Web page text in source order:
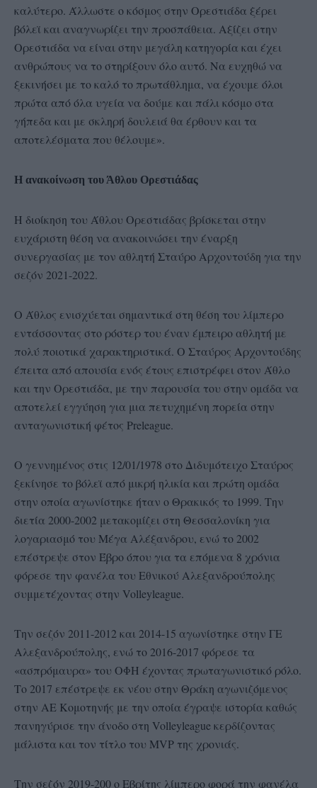
καλύτερο. Άλλωστε ο κόσμος στην Ορεστιάδα ξέρει
βόλεϊ και αναγνωρίζει την προσπάθεια. Αξίζει στην
Ορεστιάδα να είναι στην μεγάλη κατηγορία και έχει
ανθρώπους να το στηρίξουν όλο αυτό. Να ευχηθώ να
ξεκινήσει με το καλό το πρωτάθλημα, να έχουμε όλοι
πρώτα από όλα υγεία να δούμε και πάλι κόσμο στα
γήπεδα και με σκληρή δουλειά θα έρθουν και τα
αποτελέσματα που θέλουμε».
Η ανακοίνωση του Άθλου Ορεστιάδας
Η διοίκηση του Άθλου Ορεστιάδας βρίσκεται στην
ευχάριστη θέση να ανακοινώσει την έναρξη
συνεργασίας με τον αθλητή Σταύρο Αρχοντούδη για την
σεζόν 2021-2022.
O Άθλος ενισχύεται σημαντικά στη θέση του λίμπερο
εντάσσοντας στο ρόστερ του έναν έμπειρο αθλητή με
πολύ ποιοτικά χαρακτηριστικά. Ο Σταύρος Αρχοντούδης
έπειτα από απουσία ενός έτους επιστρέφει στον Άθλο
και την Ορεστιάδα, με την παρουσία του στην ομάδα να
αποτελεί εγγύηση για μια πετυχημένη πορεία στην
ανταγωνιστική φέτος Preleague.
Ο γεννημένος στις 12/01/1978 στο Διδυμότειχο Σταύρος
ξεκίνησε το βόλεϊ από μικρή ηλικία και πρώτη ομάδα
στην οποία αγωνίστηκε ήταν ο Θρακικός το 1999. Την
διετία 2000-2002 μετακομίζει στη Θεσσαλονίκη για
λογαριασμό του Μέγα Αλέξανδρου, ενώ το 2002
επέστρεψε στον Έβρο όπου για τα επόμενα 8 χρόνια
φόρεσε την φανέλα του Εθνικού Αλεξανδρούπολης
συμμετέχοντας στην Volleyleague.
Την σεζόν 2011-2012 και 2014-15 αγωνίστηκε στην ΓΕ
Αλεξανδρούπολης, ενώ το 2016-2017 φόρεσε τα
«ασπρόμαυρα» του ΟΦΗ έχοντας πρωταγωνιστικό ρόλο.
Το 2017 επέστρεψε εκ νέου στην Θράκη αγωνιζόμενος
στην ΑΕ Κομοτηνής με την οποία έγραψε ιστορία καθώς
πανηγύρισε την άνοδο στη Volleyleague κερδίζοντας
μάλιστα και τον τίτλο του MVP της χρονιάς.
Την σεζόν 2019-200 ο Εβρίτης λίμπερο φορά την φανέλα